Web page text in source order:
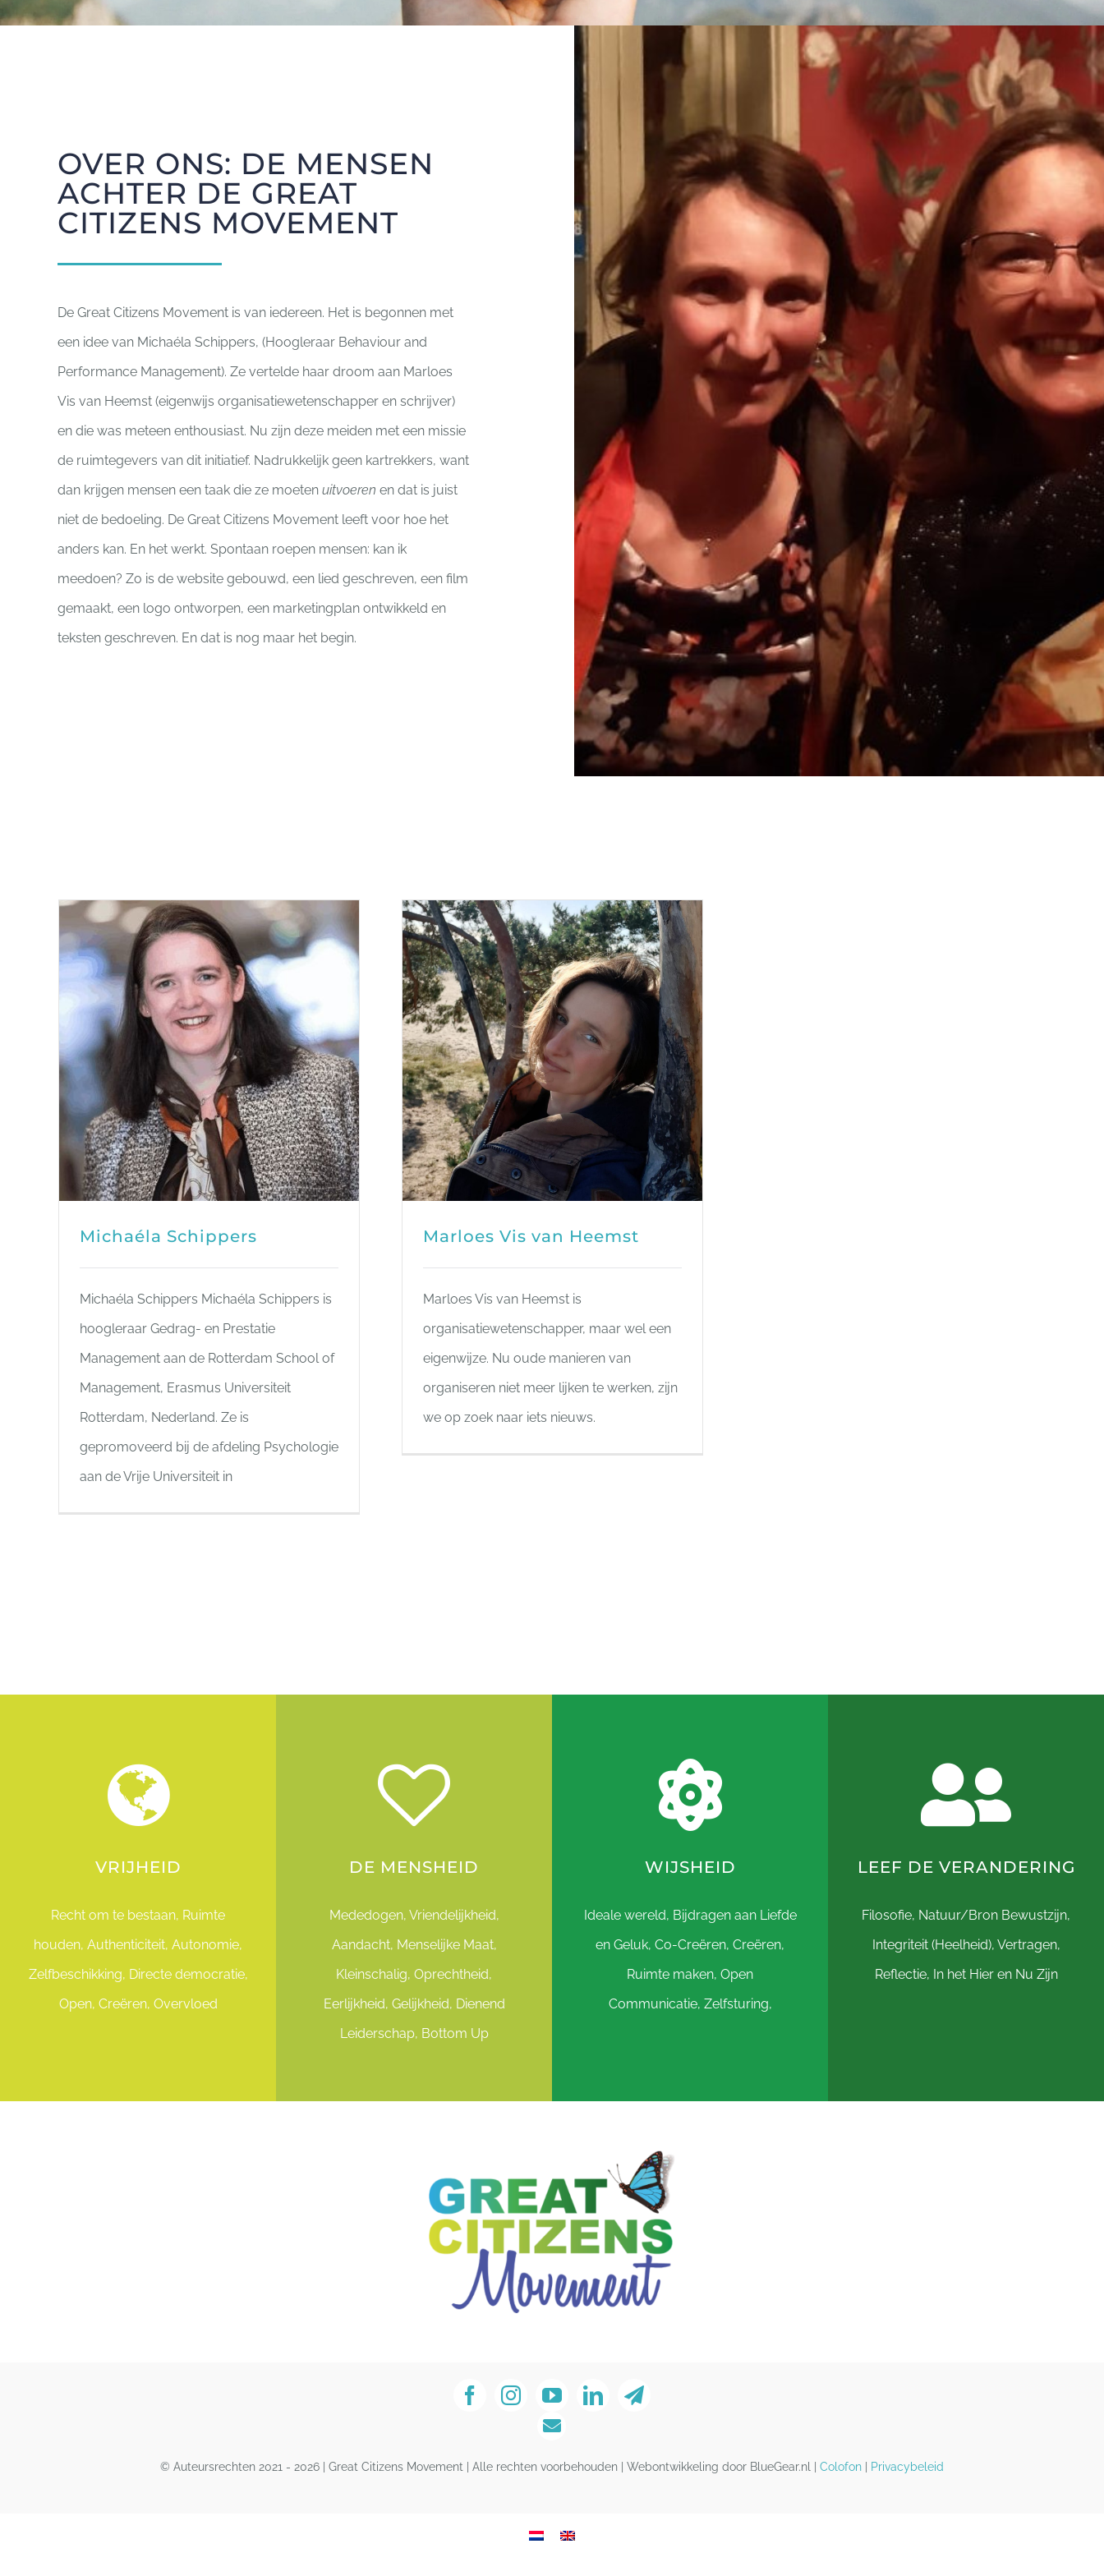
OVER ONS: DE MENSEN
ACHTER DE GREAT
CITIZENS MOVEMENT
De Great Citizens Movement is van iedereen. Het is begonnen met
een idee van Michaéla Schippers, (Hoogleraar Behaviour and
Performance Management). Ze vertelde haar droom aan Marloes
Vis van Heemst (eigenwijs organisatiewetenschapper en schrijver)
en die was meteen enthousiast. Nu zijn deze meiden met een missie
de ruimtegevers van dit initiatief. Nadrukkelijk geen kartrekkers, want
dan krijgen mensen een taak die ze moeten uitvoeren en dat is juist
niet de bedoeling. De Great Citizens Movement leeft voor hoe het
anders kan. En het werkt. Spontaan roepen mensen: kan ik
meedoen? Zo is de website gebouwd, een lied geschreven, een film
gemaakt, een logo ontworpen, een marketingplan ontwikkeld en
teksten geschreven. En dat is nog maar het begin.
Michaéla Schippers
Michaéla Schippers Michaéla Schippers is
hoogleraar Gedrag- en Prestatie
Management aan de Rotterdam School of
Management, Erasmus Universiteit
Rotterdam, Nederland. Ze is
gepromoveerd bij de afdeling Psychologie
aan de Vrije Universiteit in
Marloes Vis van Heemst
Marloes Vis van Heemst is
organisatiewetenschapper, maar wel een
eigenwijze. Nu oude manieren van
organiseren niet meer lijken te werken, zijn
we op zoek naar iets nieuws.
VRIJHEID
Recht om te bestaan, Ruimte
houden, Authenticiteit, Autonomie,
Zelfbeschikking, Directe democratie,
Open, Creëren, Overvloed
DE MENSHEID
Mededogen, Vriendelijkheid,
Aandacht, Menselijke Maat,
Kleinschalig, Oprechtheid,
Eerlijkheid, Gelijkheid, Dienend
Leiderschap, Bottom Up
WIJSHEID
Ideale wereld, Bijdragen aan Liefde
en Geluk, Co-Creëren, Creëren,
Ruimte maken, Open
Communicatie, Zelfsturing,
LEEF DE VERANDERING
Filosofie, Natuur/Bron Bewustzijn,
Integriteit (Heelheid), Vertragen,
Reflectie, In het Hier en Nu Zijn
© Auteursrechten 2021 - 2026 | Great Citizens Movement | Alle rechten voorbehouden | Webontwikkeling door BlueGear.nl | Colofon| Privacybeleid